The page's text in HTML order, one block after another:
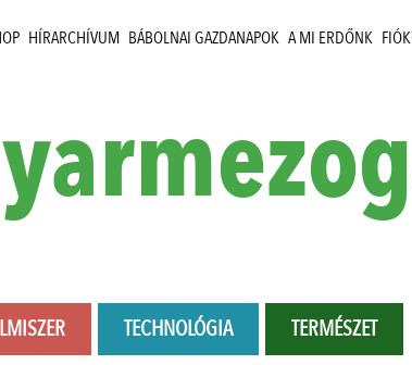
HÍRARCHÍVUM BÁBOLNAI GAZDANAPOK A MI ERDŐNK
TECHNOLÓGIA TERMÉSZET